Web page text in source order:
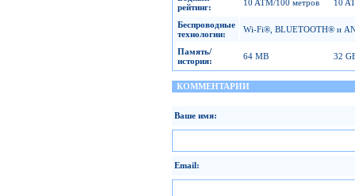
рейтинг:
10 ATM/100 метров 10
Беспроводные
технологии:
Wi-Fi®, BLUETOOTH® и
Память/
история:
64 MB 32
КОММЕНТАРИИ
Ваше имя:
Email: